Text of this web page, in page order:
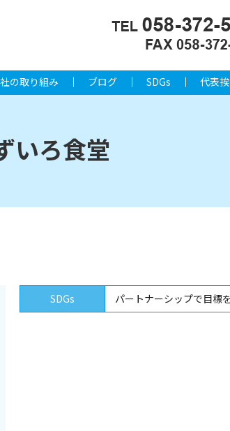
の取り組み ブログ SDGs 代表
いろ食堂
SDGs
パートナーシップで目標